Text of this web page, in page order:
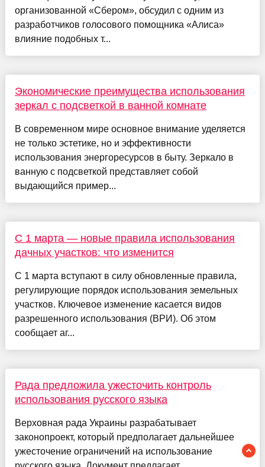
организованной «Сбером», обсудил с одним из
разработчиков голосового помощника «Алиса»
влияние подобных т...
Экономические преимущества использования
зеркал с подсветкой в ванной комнате
В современном мире основное внимание уделяется
не только эстетике, но и эффективности
использования энергоресурсов в быту. Зеркало в
ванную с подсветкой представляет собой
выдающийся пример...
С 1 марта — новые правила использования
дачных участков: что изменится
С 1 марта вступают в силу обновленные правила,
регулирующие порядок использования земельных
участков. Ключевое изменение касается видов
разрешенного использования (ВРИ). Об этом
сообщает аг...
Рада предложила ужесточить контроль
использования русского языка
Верховная рада Украины разрабатывает
законопроект, который предполагает дальнейшее
ужесточение ограничений на использование